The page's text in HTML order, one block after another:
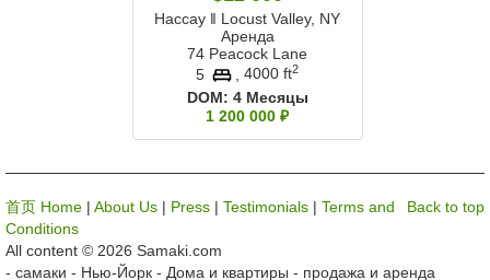
Нассау ‖ Locust Valley, NY
Аренда
74 Peacock Lane
5
4000 ft2
DOM: 4 Месяцы
1 200 000 ₽
Back to top
首页 Home | About Us | Press | Testimonials | Terms and
Conditions
All content © 2026 Samaki.com
- самаки - Нью-Йорк - Дома и квартиры - продажа и аренда